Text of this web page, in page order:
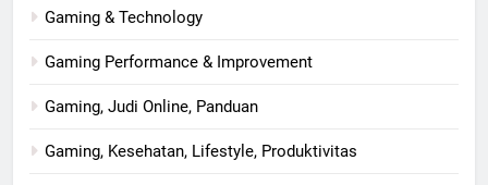
Gaming & Technology
Gaming Performance & Improvement
Gaming, Judi Online, Panduan
Gaming, Kesehatan, Lifestyle, Produktivitas